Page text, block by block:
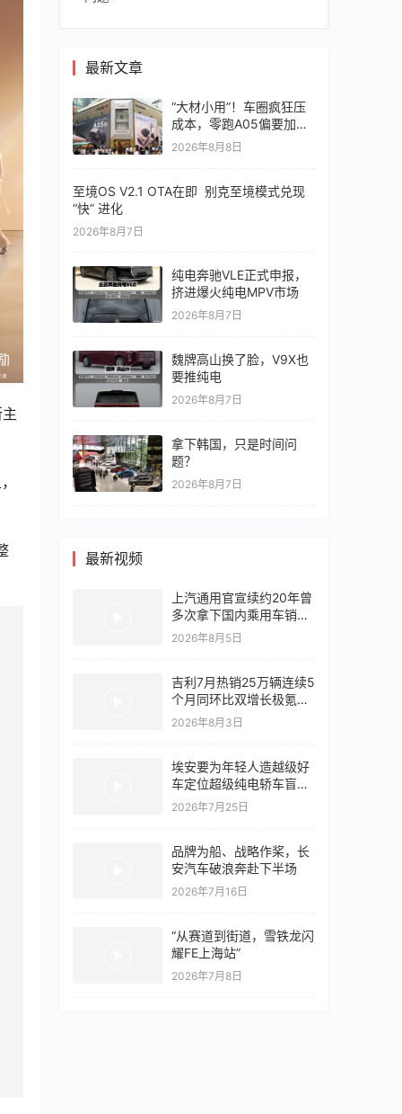
最新文章
“大材小用”！车圈疯狂压
成本，零跑A05偏要加价
值
2026年8月8日
至境OS V2.1 OTA在即 别克至境模式兑现
“快” 进化
2026年8月7日
纯电奔驰VLE正式申报，
挤进爆火纯电MPV市场
2026年8月7日
魏牌高山换了脸，V9X也
要推纯电
2026年8月7日
拿下韩国，只是时间问
题？
2026年8月7日
最新视频
上汽通用官宣续约20年曾
多次拿下国内乘用车销冠
竞争激烈，上汽通用有信
2026年8月5日
吉利7月热销25万辆连续5
个月同环比双增长极氪销
量同比翻倍，出口再破10
2026年8月3日
埃安要为年轻人造越级好
车定位超级纯电轿车盲猜
18万以上
2026年7月25日
品牌为船、战略作桨，长
安汽车破浪奔赴下半场
2026年7月16日
“从赛道到街道，雪铁龙闪
耀FE上海站”
2026年7月8日